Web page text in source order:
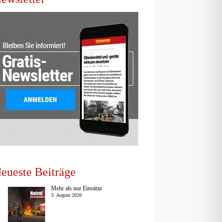
Beiträge
Mehr als nur Einsätze
3. August 2026